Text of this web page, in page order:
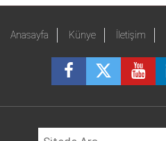
Anasayfa Künye İletişim